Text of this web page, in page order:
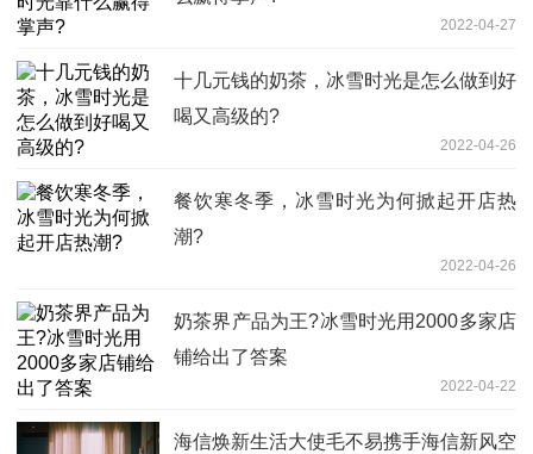
2022-04-27
十几元钱的奶茶，冰雪时光是怎么做到好
喝又高级的?
2022-04-26
餐饮寒冬季，冰雪时光为何掀起开店热
潮?
2022-04-26
奶茶界产品为王?冰雪时光用2000多家店
铺给出了答案
2022-04-22
海信焕新生活大使毛不易携手海信新风空